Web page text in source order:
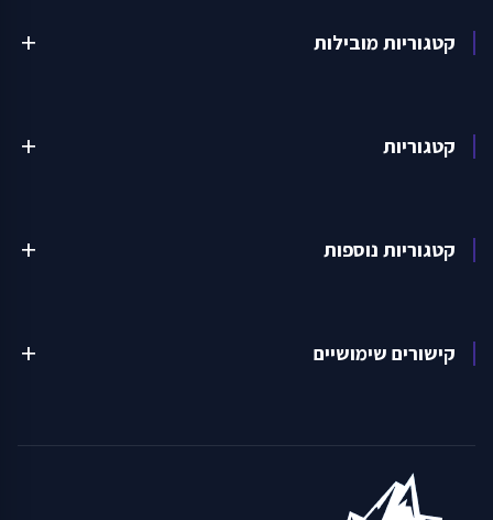
קטגוריות מובילות add
קטגוריות add
קטגוריות נוספות add
קישורים שימושיים add